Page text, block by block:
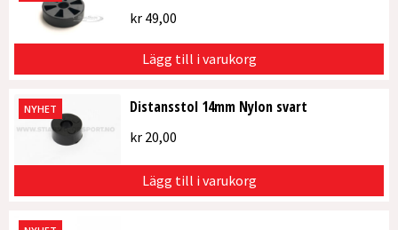
kr49,00
Lägg till i varukorg
NYHET Distansstol 14mm Nylon svart
kr20,00
Lägg till i varukorg